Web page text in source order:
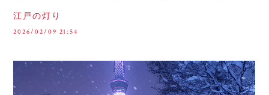
江戸の灯り
2026/02/09 21:54